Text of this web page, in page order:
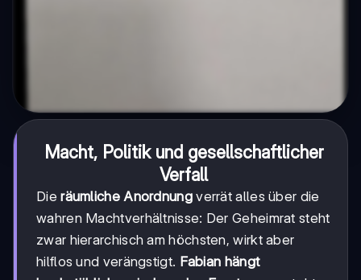
Macht, Politik und gesellschaftlicher
Verfall
Dieräumliche Anordnungverrät alles über die
wahren Machtverhältnisse: Der Geheimrat steht
zwar hierarchisch am höchsten, wirkt aber
hilflos und verängstigt. Fabian hängt